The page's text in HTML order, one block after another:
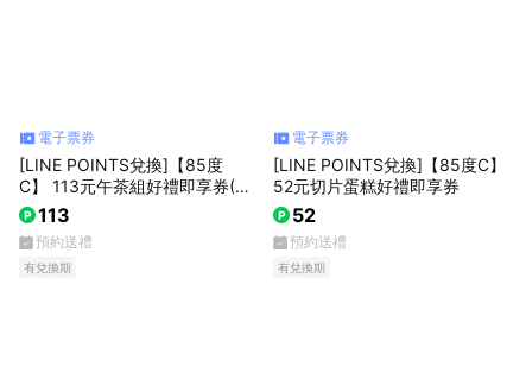
電子票券
[LINE POINTS兌換]【85度
C】 113元午茶組好禮即享券(55
元飲料+58元蛋糕)
113
預約送禮
有兌換期
電子票券
[LINE POINTS兌換]【85度C】
52元切片蛋糕好禮即享券
52
預約送禮
有兌換期